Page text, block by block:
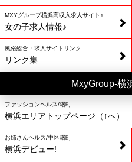
MXYグループ横浜高収入求人サイト♪
女の子求人情報♪
風俗総合・求人サイトリンク
リンク集
MxyGroup-
ファッションヘルス/曙町
横浜エリアトップページ（↑へ）
お姉さんヘルス/中区曙町
横浜デビュー!